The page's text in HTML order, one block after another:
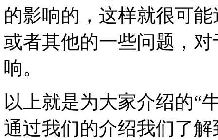
的影响的，这样就很可
或者其他的一些问题，
响。
以上就是为大家介绍的“
通过我们的介绍我们了